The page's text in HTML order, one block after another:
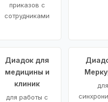
приказов с
сотрудниками
Диадок для
медицины и
клиник
для работы с
для